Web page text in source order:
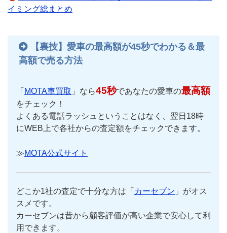
イミング総まとめ
【裏技】愛車の最高額が45秒でわかる＆最
高額で売る方法
「 MOTA車買取 」なら45秒であなたの愛車の最高額
をチェック！
よくある電話ラッシュということはなく、翌日18時
にWEB上で各社からの査定額をチェックできます。
≫MOTA公式サイト
どこか1社の査定で十分な方は「 カーセブン 」がオス
スメです。
カーセブンは昔から顧客評価が高い企業で安心して利
用できます。